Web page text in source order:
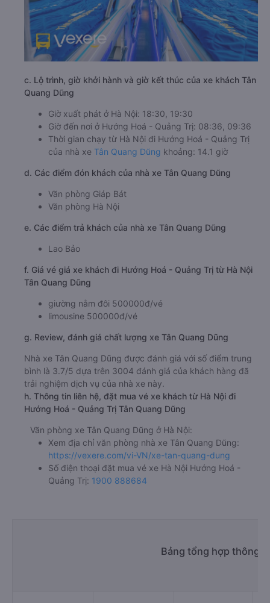
c. Lộ trình, giờ khởi hành và giờ kết thúc của xe khách Tân
Quang Dũng
Giờ xuất phát ở Hà Nội: 18:30, 19:30
Giờ đến nơi ở Hướng Hoá - Quảng Trị: 08:36, 09:36
Thời gian chạy từ Hà Nội đi Hướng Hoá - Quảng Trị
của nhà xe Tân Quang Dũng khoảng: 14.1 giờ
d. Các điểm đón khách của nhà xe Tân Quang Dũng
Văn phòng Giáp Bát
Văn phòng Hà Nội
e. Các điểm trả khách của nhà xe Tân Quang Dũng
Lao Bảo
f. Giá vé giá xe khách đi Hướng Hoá - Quảng Trị từ Hà Nội
Tân Quang Dũng
giường nằm đôi 500000đ/vé
limousine 500000đ/vé
g. Review, đánh giá chất lượng xe Tân Quang Dũng
Nhà xe Tân Quang Dũng được đánh giá với số điểm trung
bình là 3.7/5 dựa trên 3004 đánh giá của khách hàng đã
trải nghiệm dịch vụ của nhà xe này.
h. Thông tin liên hệ, đặt mua vé xe khách từ Hà Nội đi
Hướng Hoá - Quảng Trị Tân Quang Dũng
Văn phòng xe Tân Quang Dũng ở Hà Nội:
Xem địa chỉ văn phòng nhà xe Tân Quang Dũng:
https://vexere.com/vi-VN/xe-tan-quang-dung
Số điện thoại đặt mua vé xe Hà Nội Hướng Hoá -
Quảng Trị: 1900 888684
Bảng tổng hợp thông